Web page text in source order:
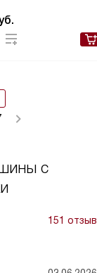
с
151 отзыв